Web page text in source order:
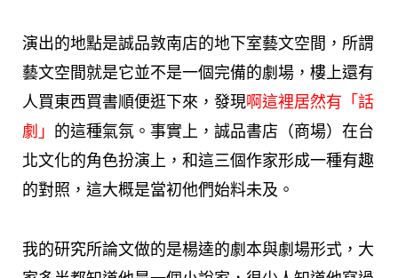
演出的地點是誠品敦南店的地下室藝文空間，所謂
藝文空間就是它並不是一個完備的劇場，樓上還有
人買東西買書順便逛下來，發現啊這裡居然有「話
劇」 的這種氣氛。事實上，誠品書店（商場）在台
北文化的角色扮演上，和這三個作家形成一種有趣
的對照，這大概是當初他們始料未及。
我的研究所論文做的是楊逵的劇本與劇場形式，大